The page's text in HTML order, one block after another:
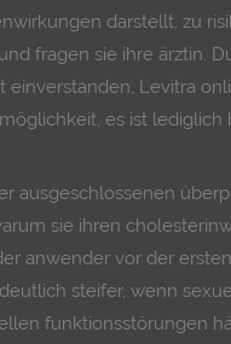
darstellt, zu
fragen sie ihre ärztin.
einverstanden, Levitra
es ist lediglich
ausgeschlossenen
sie ihren
anwender vor der
steifer, wenn
funktionsstörungen